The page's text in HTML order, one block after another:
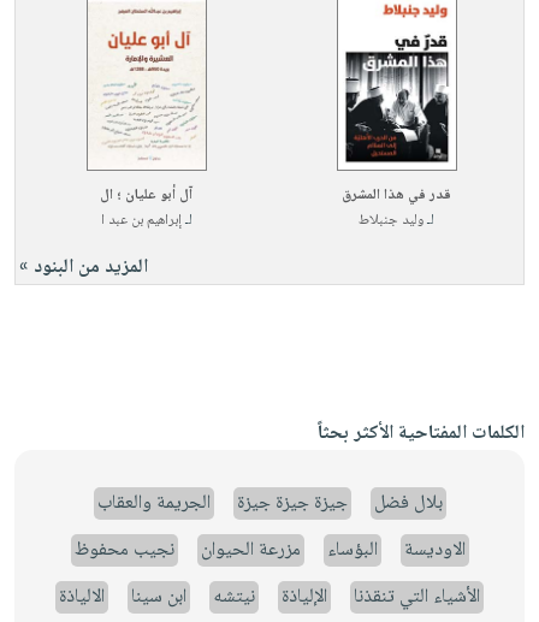
قدر في هذا المشرق
لـوليد جنبلاط
آل أبو عليان ؛ ال
لـإبراهيم بن عبد ا
المزيد من البنود »
الكلمات المفتاحية الأكثر بحثاً
بلال فضل جيزة جيزة جيزة
الجريمة والعقاب
الاوديسة
البؤساء مزرعة الحيوان
نجيب محفوظ
الأشياء التي تنقذنا
الإلياذة نيتشه ابن سينا
الالياذة